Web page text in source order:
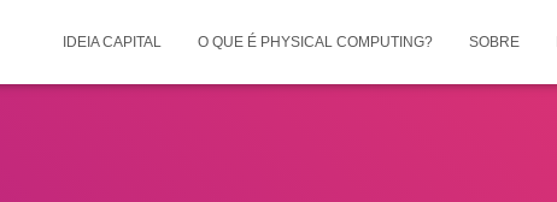
IDEIA CAPITAL O QUE É PHYSICAL COMPUTING? SOBRE